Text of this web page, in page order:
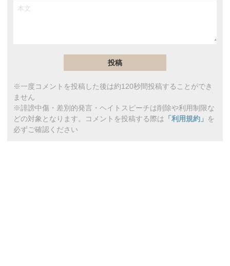
※一度コメントを投稿した後は約120秒間投稿することができ
ません
※誹謗中傷・差別的発言・ヘイトスピーチは削除や利用制限な
どの対象となります。コメントを投稿する際は 「利用規約」 を
必ずご確認ください